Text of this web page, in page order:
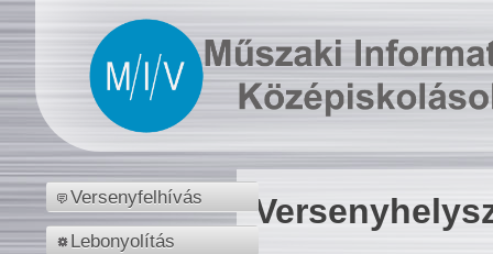
Versenyfelhívás
Lebonyolítás